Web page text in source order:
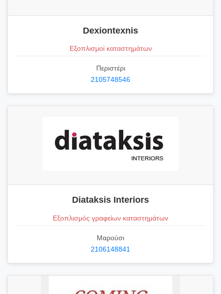
Dexiontexnis
Εξοπλισμοί καταστημάτων
Περιστέρι
2105748546
Diataksis Interiors
Εξοπλισμός γραφείων καταστημάτων
Μαρούσι
2106148841